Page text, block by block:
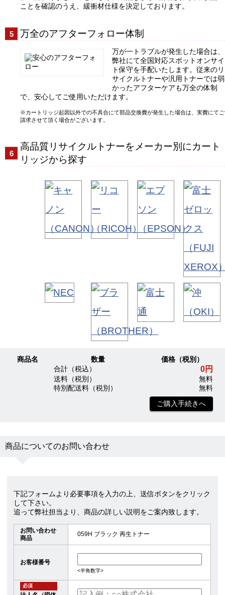
ことを確認のうえ、緩衝材仕様を決定しております。
万全のアフターフォロー体制
万が一トラブルが発生した場合は、
弊社にて全国対応スポットオンサイ
ト保守を手配いたします。従来のリ
サイクルトナーや汎用トナーでは弱
かったアフターケアも万全の体制
で、安心してご使用いただけます。
カートリッジ起因以外での不具合にて部品交換費が発生した場合は、実費にてご
請求させて頂く場合がございます。
高品質リサイクルトナーをメーカー別にカート
リッジから探す
商品名 数量
価格（税別）
合計（税込）
0円
送料（税別）
無料
特別配送料（税別）
無料
ご購入手続きへ
商品についてのお問い合わせ
下記フォームより必要事項を入力の上、送信ボタンをクリック
して下さい。
追って弊社担当より、商品の詳しい説明をご案内致します。
お問い合わせ
商品
059H ブラック 再生トナー
お客様番号
<半角数字>
必須